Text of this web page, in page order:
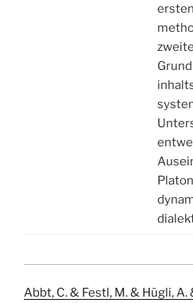
Abbt, C. & Festl, M. & Hügli, A.